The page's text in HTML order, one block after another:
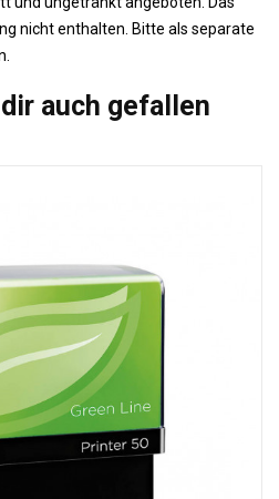
nicht enthalten. Bitte als separate
auch gefallen